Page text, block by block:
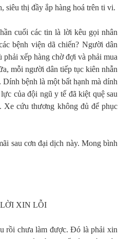
siêu thị đầy ắp hàng hoá trên ti vi.
cuối các tin là lời kêu gọi nhân
bệnh viện dã chiến? Người dân
xếp hàng chờ đợi và phải mua
mỗi người dân tiếp tục kiên nhẫn
bệnh là một bất hạnh mà dính
của đội ngũ y tế đã kiệt quệ sau
Xe cứu thương không đủ để phục
sau cơn đại dịch này. Mong bình
XIN LỖI
rồi chưa làm được. Đó là phải xin